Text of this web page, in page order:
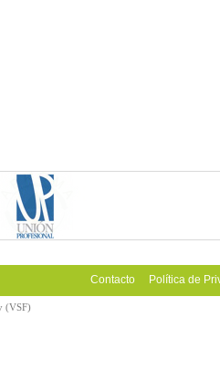
Contacto Política de
(VSF)